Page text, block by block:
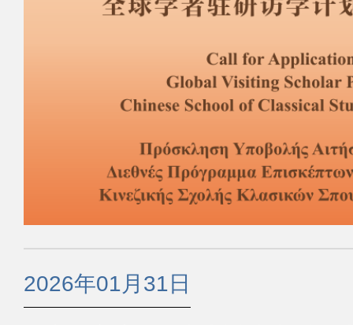
2026年01月31日